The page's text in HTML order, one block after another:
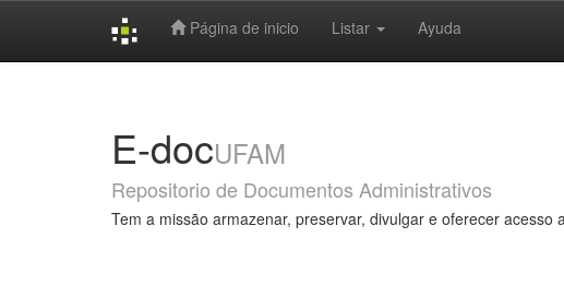
Página de inicio Listar Ayuda
E-docUFAM
Repositorio de Documentos Administrativos
Tem a missão armazenar, preservar, divulgar e oferecer